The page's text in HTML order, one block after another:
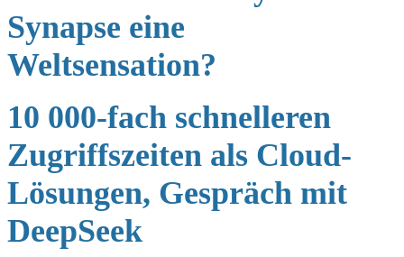
Synapse eine
Weltsensation?
10 000-fach schnelleren
Zugriffszeiten als Cloud-
Lösungen, Gespräch mit
DeepSeek